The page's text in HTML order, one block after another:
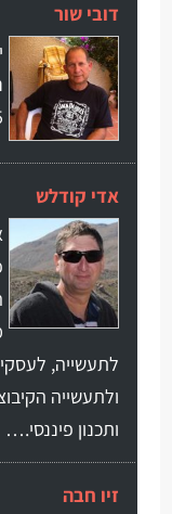
דובי שור
אדי קודלש
לתעשייה,
ולתעשייה
ותכנון פיננסי.…
זיו חבה